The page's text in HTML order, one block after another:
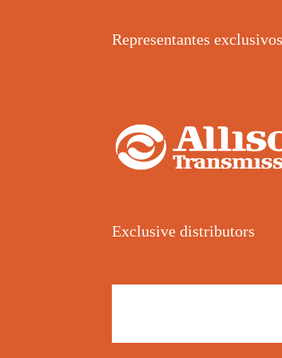
Representantes exclusivos
Exclusive distributors